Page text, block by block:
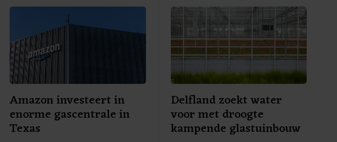
functie."
Amazon investeert in
enorme gascentrale in
Texas
Delfland zoekt water
voor met droogte
kampende glastuinbouw